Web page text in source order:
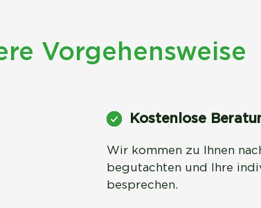
Vorgehensweise
Kostenlose
Wir kommen zu Ihnen
begutachten und Ihre
besprechen.